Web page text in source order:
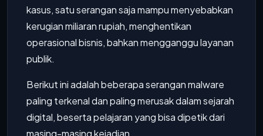
kasus, satu serangan saja mampu menyebabkan
kerugian miliaran rupiah, menghentikan
operasional bisnis, bahkan mengganggu layanan
publik.
Berikut ini adalah beberapa serangan malware
paling terkenal dan paling merusak dalam sejarah
digital, beserta pelajaran yang bisa dipetik dari
masing-masing kejadian.